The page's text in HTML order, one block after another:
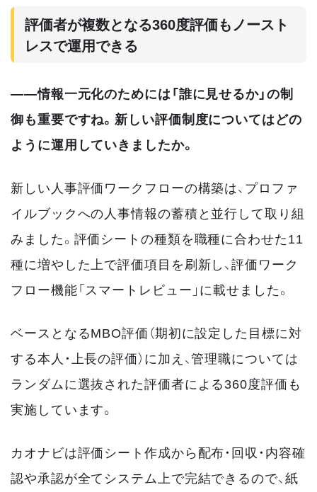
評価者が複数となる360度評価もノースト
レスで運用できる
――情報一元化のためには「誰に見せるか」の制
御も重要ですね。新しい評価制度についてはどの
ように運用していきましたか。
新しい人事評価ワークフローの構築は、プロファ
イルブックへの人事情報の蓄積と並行して取り組
みました。評価シートの種類を職種に合わせた11
種に増やした上で評価項目を刷新し、評価ワーク
フロー機能「スマートレビュー」に載せました。
ベースとなるMBO評価（期初に設定した目標に対
する本人・上長の評価）に加え、管理職については
ランダムに選抜された評価者による360度評価も
実施しています。
カオナビは評価シート作成から配布・回収・内容確
認や承認が全てシステム上で完結できるので、紙